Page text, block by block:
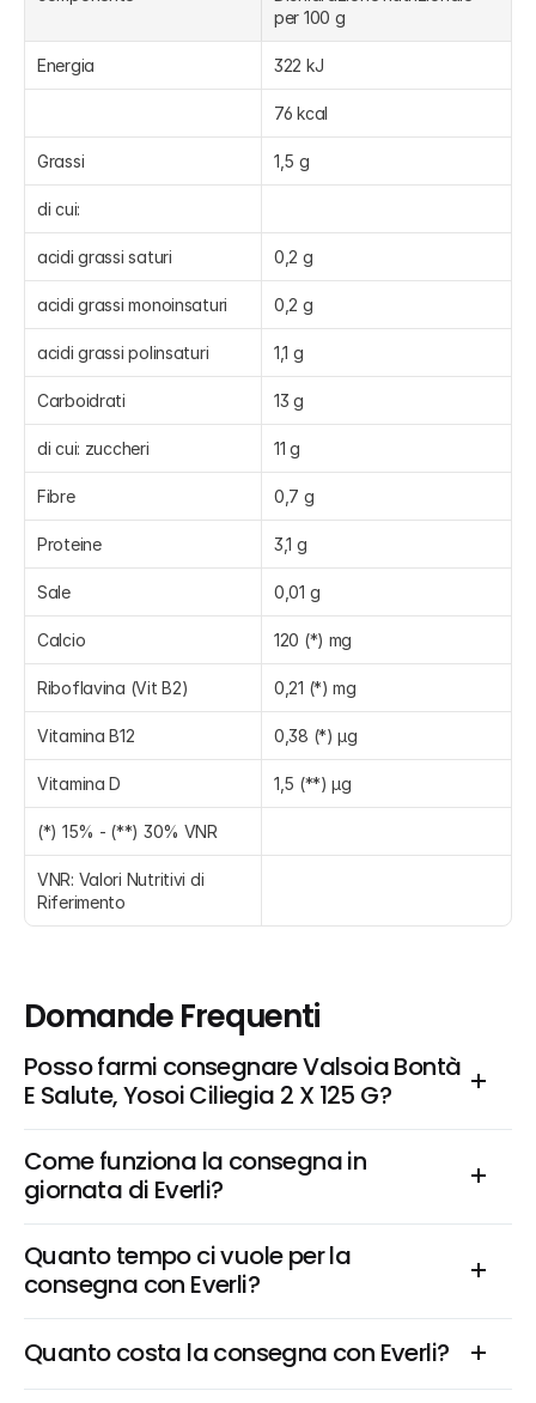
per 100 g
Energia 322 kJ
76 kcal
Grassi 1,5 g
di cui:
acidi grassi saturi 0,2 g
acidi grassi monoinsaturi 0,2 g
acidi grassi polinsaturi 1,1 g
Carboidrati 13 g
di cui: zuccheri 11 g
Fibre 0,7 g
Proteine 3,1 g
Sale 0,01 g
Calcio 120 (*) mg
Riboflavina (Vit B2) 0,21 (*) mg
Vitamina B12 0,38 (*) µg
Vitamina D 1,5 (**) µg
(*) 15% - (**) 30% VNR
VNR: Valori Nutritivi di
Riferimento
Domande Frequenti
Posso farmi consegnare Valsoia Bontà
E Salute, Yosoi Ciliegia 2 X 125 G?
Come funziona la consegna in
giornata di Everli?
Quanto tempo ci vuole per la
consegna con Everli?
Quanto costa la consegna con Everli?